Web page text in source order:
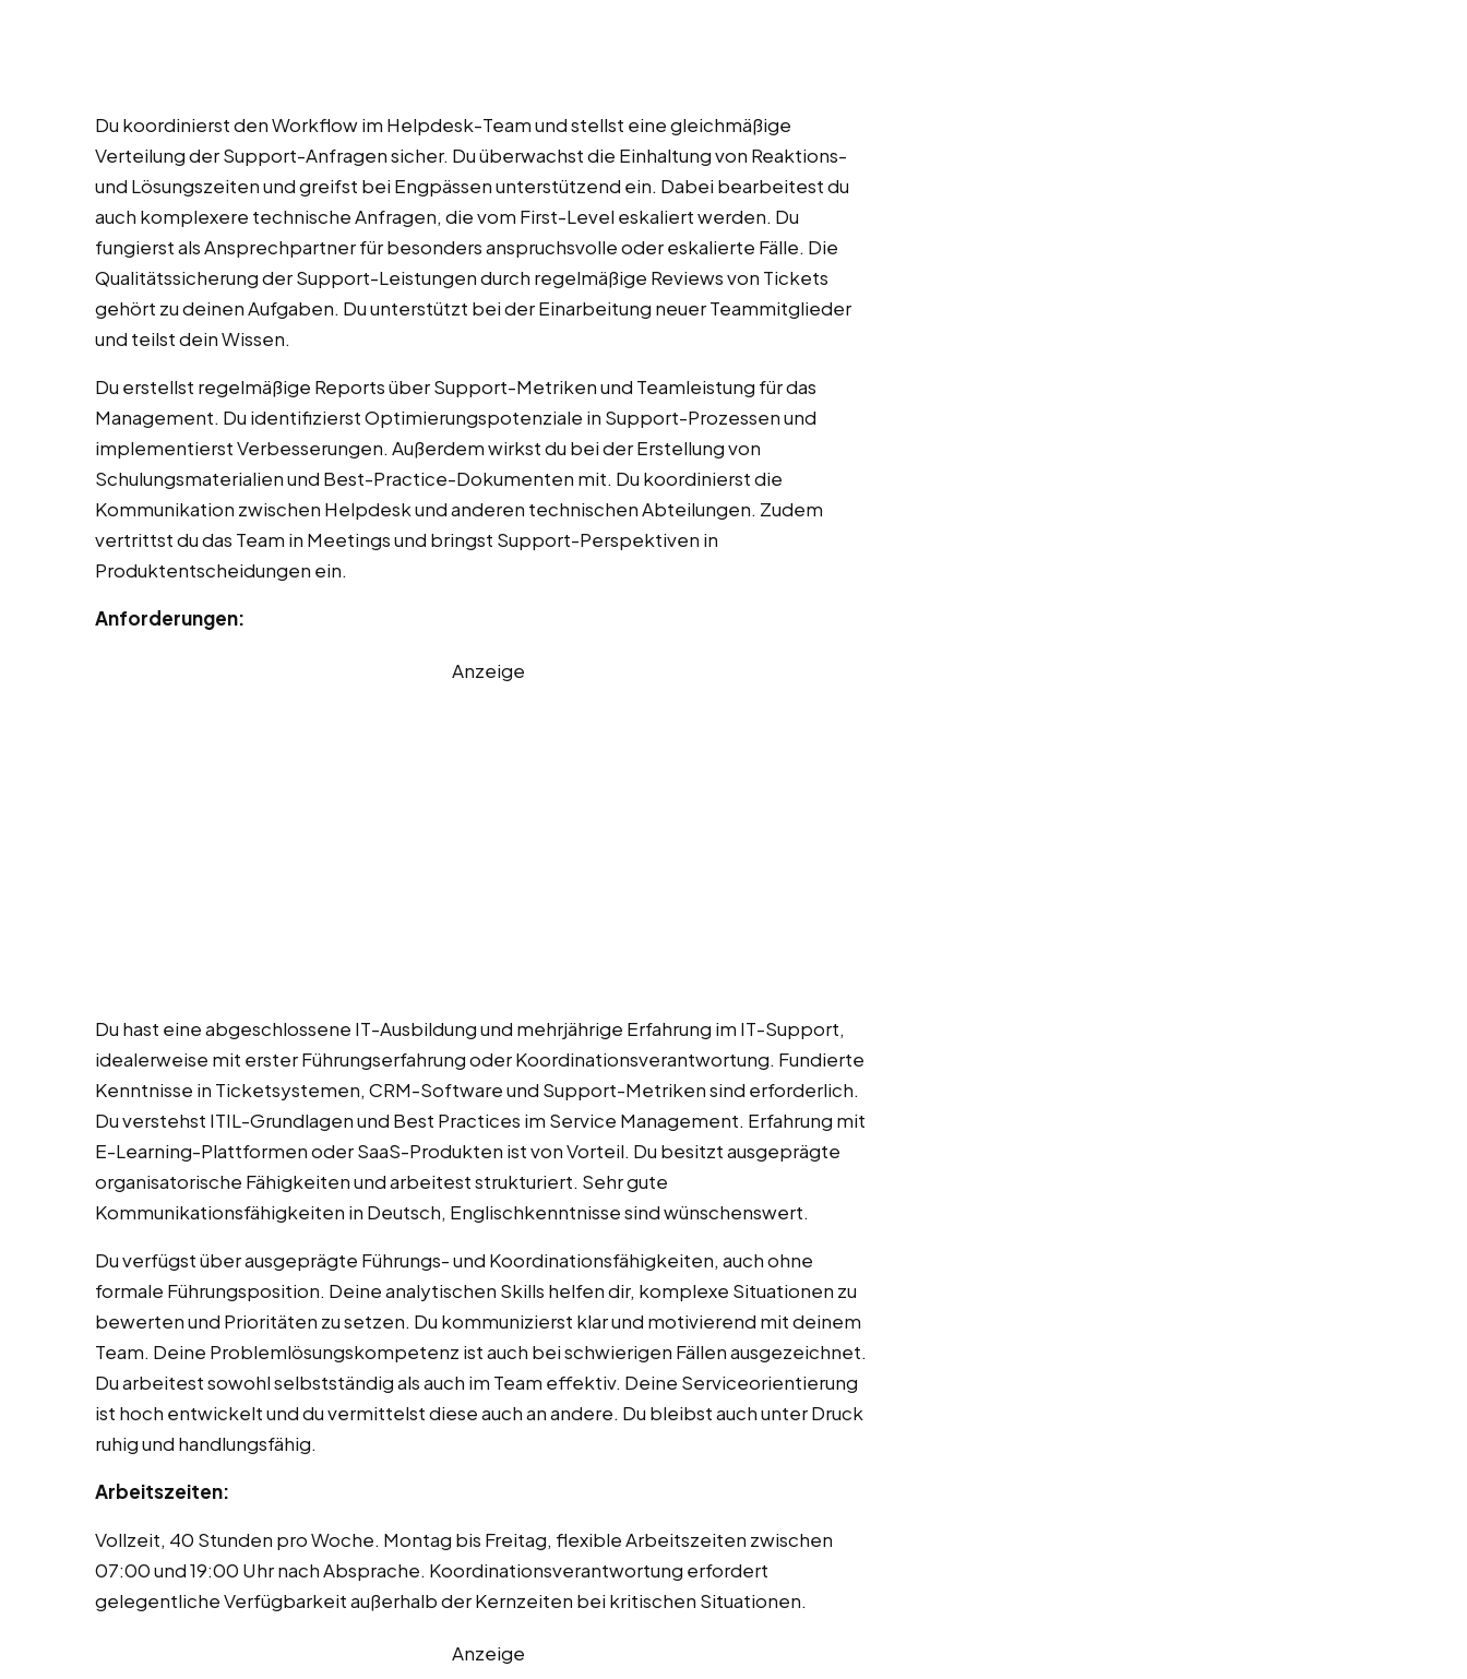
Du koordinierst den Workflow im Helpdesk-Team und stellst eine gleichmäßige
Verteilung der Support-Anfragen sicher. Du überwachst die Einhaltung von Reaktions-
und Lösungszeiten und greifst bei Engpässen unterstützend ein. Dabei bearbeitest du
auch komplexere technische Anfragen, die vom First-Level eskaliert werden. Du
fungierst als Ansprechpartner für besonders anspruchsvolle oder eskalierte Fälle. Die
Qualitätssicherung der Support-Leistungen durch regelmäßige Reviews von Tickets
gehört zu deinen Aufgaben. Du unterstützt bei der Einarbeitung neuer Teammitglieder
und teilst dein Wissen.
Du erstellst regelmäßige Reports über Support-Metriken und Teamleistung für das
Management. Du identifizierst Optimierungspotenziale in Support-Prozessen und
implementierst Verbesserungen. Außerdem wirkst du bei der Erstellung von
Schulungsmaterialien und Best-Practice-Dokumenten mit. Du koordinierst die
Kommunikation zwischen Helpdesk und anderen technischen Abteilungen. Zudem
vertrittst du das Team in Meetings und bringst Support-Perspektiven in
Produktentscheidungen ein.
Anforderungen:
Anzeige
Du hast eine abgeschlossene IT-Ausbildung und mehrjährige Erfahrung im IT-Support,
idealerweise mit erster Führungserfahrung oder Koordinationsverantwortung. Fundierte
Kenntnisse in Ticketsystemen, CRM-Software und Support-Metriken sind erforderlich.
Du verstehst ITIL-Grundlagen und Best Practices im Service Management. Erfahrung mit
E-Learning-Plattformen oder SaaS-Produkten ist von Vorteil. Du besitzt ausgeprägte
organisatorische Fähigkeiten und arbeitest strukturiert. Sehr gute
Kommunikationsfähigkeiten in Deutsch, Englischkenntnisse sind wünschenswert.
Du verfügst über ausgeprägte Führungs- und Koordinationsfähigkeiten, auch ohne
formale Führungsposition. Deine analytischen Skills helfen dir, komplexe Situationen zu
bewerten und Prioritäten zu setzen. Du kommunizierst klar und motivierend mit deinem
Team. Deine Problemlösungskompetenz ist auch bei schwierigen Fällen ausgezeichnet.
Du arbeitest sowohl selbstständig als auch im Team effektiv. Deine Serviceorientierung
ist hoch entwickelt und du vermittelst diese auch an andere. Du bleibst auch unter Druck
ruhig und handlungsfähig.
Arbeitszeiten:
Vollzeit, 40 Stunden pro Woche. Montag bis Freitag, flexible Arbeitszeiten zwischen
07:00 und 19:00 Uhr nach Absprache. Koordinationsverantwortung erfordert
gelegentliche Verfügbarkeit außerhalb der Kernzeiten bei kritischen Situationen.
Anzeige